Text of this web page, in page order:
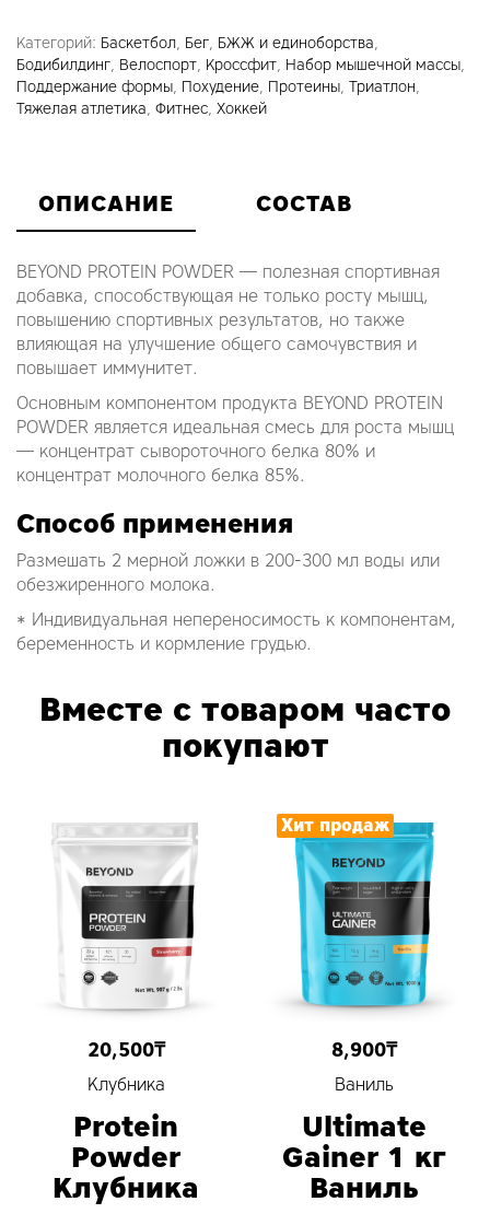
Категорий: Баскетбол, Бег, БЖЖ и единоборства,
Бодибилдинг, Велоспорт, Кроссфит, Набор мышечной массы,
Поддержание формы, Похудение, Протеины, Триатлон,
Тяжелая атлетика, Фитнес, Хоккей
ОПИСАНИЕ СОСТАВ
BEYOND PROTEIN POWDER — полезная спортивная
добавка, способствующая не только росту мышц,
повышению спортивных результатов, но также
влияющая на улучшение общего самочувствия и
повышает иммунитет.
Основным компонентом продукта BEYOND PROTEIN
POWDER является идеальная смесь для роста мышц
— концентрат сывороточного белка 80% и
концентрат молочного белка 85%.
Cпособ применения
Размешать 2 мерной ложки в 200-300 мл воды или
обезжиренного молока.
* Индивидуальная непереносимость к компонентам,
беременность и кормление грудью.
Вместе с товаром часто
покупают
20,500₸
Клубника
Protein
Powder
Клубника
8,900₸
Ваниль
Ultimate
Gainer 1 кг
Ваниль